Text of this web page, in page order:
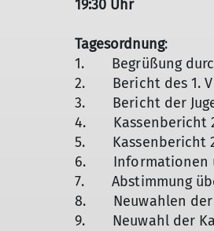
19:30 Uhr
Tagesordnung:
1. Begrüßung
2. Bericht des 1.
3. Bericht der
4. Kassenbericht
5. Kassenbericht
6. Informationen
7. Abstimmung
8. Neuwahlen der
9. Neuwahl der